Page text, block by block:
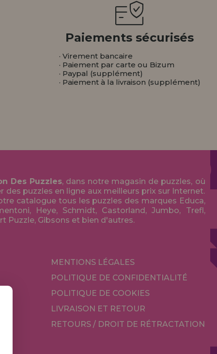
Paiements sécurisés
· Virement bancaire
· Paiement par carte ou Bizum
· Paypal (supplément)
· Paiement à la livraison (supplément)
Des Puzzles, dans notre magasin de puzzles, où
des puzzles en ligne aux meilleurs prix sur Internet.
catalogue tous les puzzles des marques Educa,
Heye, Schmidt, Castorland, Jumbo, Trefl,
Puzzle, Gibsons et bien d'autres.
MENTIONS LÉGALES
POLITIQUE DE CONFIDENTIALITÉ
POLITIQUE DE COOKIES
LIVRAISON ET RETOUR
RETOURS / DROIT DE RÉTRACTATION